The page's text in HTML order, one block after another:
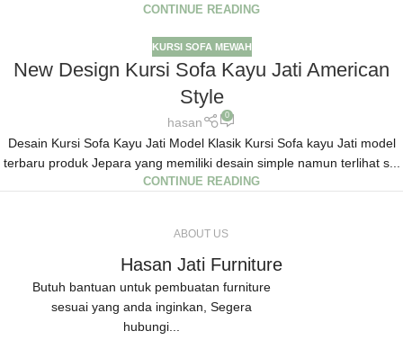
CONTINUE READING
KURSI SOFA MEWAH
New Design Kursi Sofa Kayu Jati American
Style
hasan 0
Desain Kursi Sofa Kayu Jati Model Klasik Kursi Sofa kayu Jati model
terbaru produk Jepara yang memiliki desain simple namun terlihat s...
CONTINUE READING
ABOUT US
Hasan Jati Furniture
Butuh bantuan untuk pembuatan furniture
sesuai yang anda inginkan, Segera
hubungi...